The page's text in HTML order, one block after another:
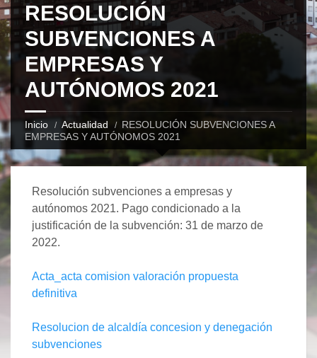
RESOLUCIÓN
SUBVENCIONES A
EMPRESAS Y
AUTÓNOMOS 2021
Inicio Actualidad
RESOLUCIÓN SUBVENCIONES A
EMPRESAS Y AUTÓNOMOS 2021
Resolución subvenciones a empresas y
autónomos 2021. Pago condicionado a la
justificación de la subvención: 31 de marzo de
2022.
Acta_acta comision valoración propuesta
definitiva
Resolucion de alcaldía concesion y denegación
subvenciones